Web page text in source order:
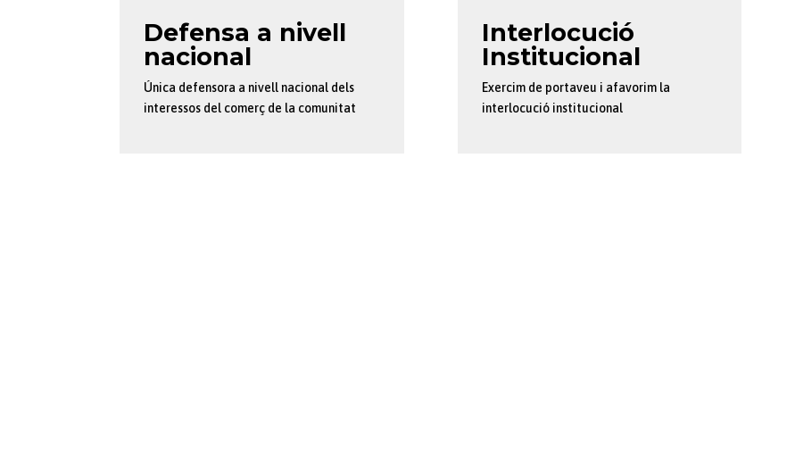
Defensa a nivell
nacional
Única defensora a nivell nacional dels
interessos del comerç de la comunitat
Interlocució
Institucional
Exercim de portaveu i afavorim la
interlocució institucional